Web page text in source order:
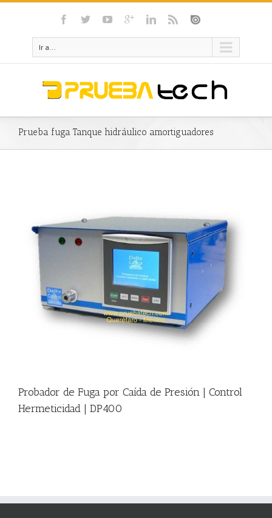
Ir a...
Prueba fuga Tanque hidráulico amortiguadores
Probador de Fuga por Caída de Presión | Control
Hermeticidad | DP400